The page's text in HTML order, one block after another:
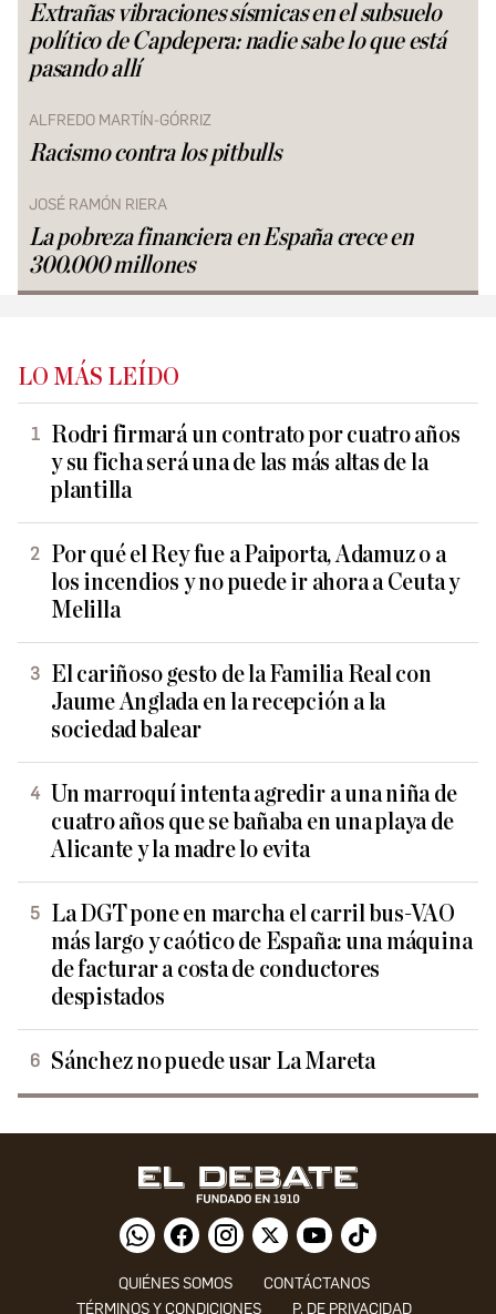
Extrañas vibraciones sísmicas en el subsuelo
político de Capdepera: nadie sabe lo que está
pasando allí
ALFREDO MARTÍN-GÓRRIZ
Racismo contra los pitbulls
JOSÉ RAMÓN RIERA
La pobreza financiera en España crece en
300.000 millones
LO MÁS LEÍDO
Rodri firmará un contrato por cuatro años
y su ficha será una de las más altas de la
plantilla
Por qué el Rey fue a Paiporta, Adamuz o a
los incendios y no puede ir ahora a Ceuta y
Melilla
El cariñoso gesto de la Familia Real con
Jaume Anglada en la recepción a la
sociedad balear
Un marroquí intenta agredir a una niña de
cuatro años que se bañaba en una playa de
Alicante y la madre lo evita
La DGT pone en marcha el carril bus-VAO
más largo y caótico de España: una máquina
de facturar a costa de conductores
despistados
Sánchez no puede usar La Mareta
QUIÉNES SOMOS
CONTÁCTANOS
TÉRMINOS Y CONDICIONES
P. DE PRIVACIDAD